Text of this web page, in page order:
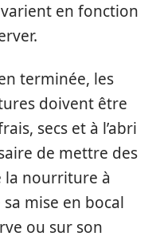
en fonction
terminée, les
doivent être
secs et à l’abri
de mettre des
la nourriture à
mise en bocal
ou sur son